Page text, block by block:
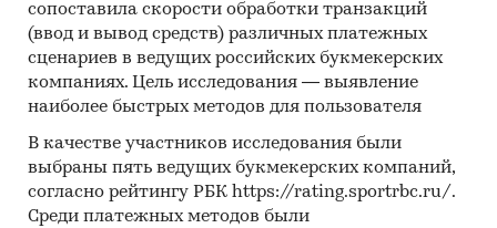
Базы данных Федеральной Таможенной
службы РФ, ФСГС РФ (Росстат).
Материалы DataMonitor, EuroMonitor,
Eurostat.
Печатные и электронные деловые и
специализированные издания,
аналитические обзоры.
сопоставила скорости обработки транзакций
(ввод и вывод средств) различных платежных
сценариев в ведущих российских букмекерских
компаниях. Цель исследования — выявление
наиболее быстрых методов для пользователя
В качестве участников исследования были
выбраны пять ведущих букмекерских компаний,
согласно рейтингу РБК https://rating.sportrbc.ru/.
Среди платежных методов были